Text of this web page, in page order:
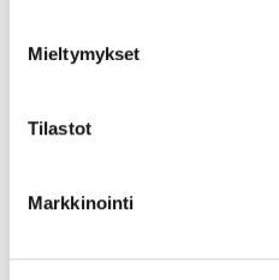
Mieltymykset
Tilastot
Markkinointi
1 rkl oliiviöljyä
350 g puolikarkeita
1 kg sipulia
2 dl oliiviöljyä
1 laakerinlehti